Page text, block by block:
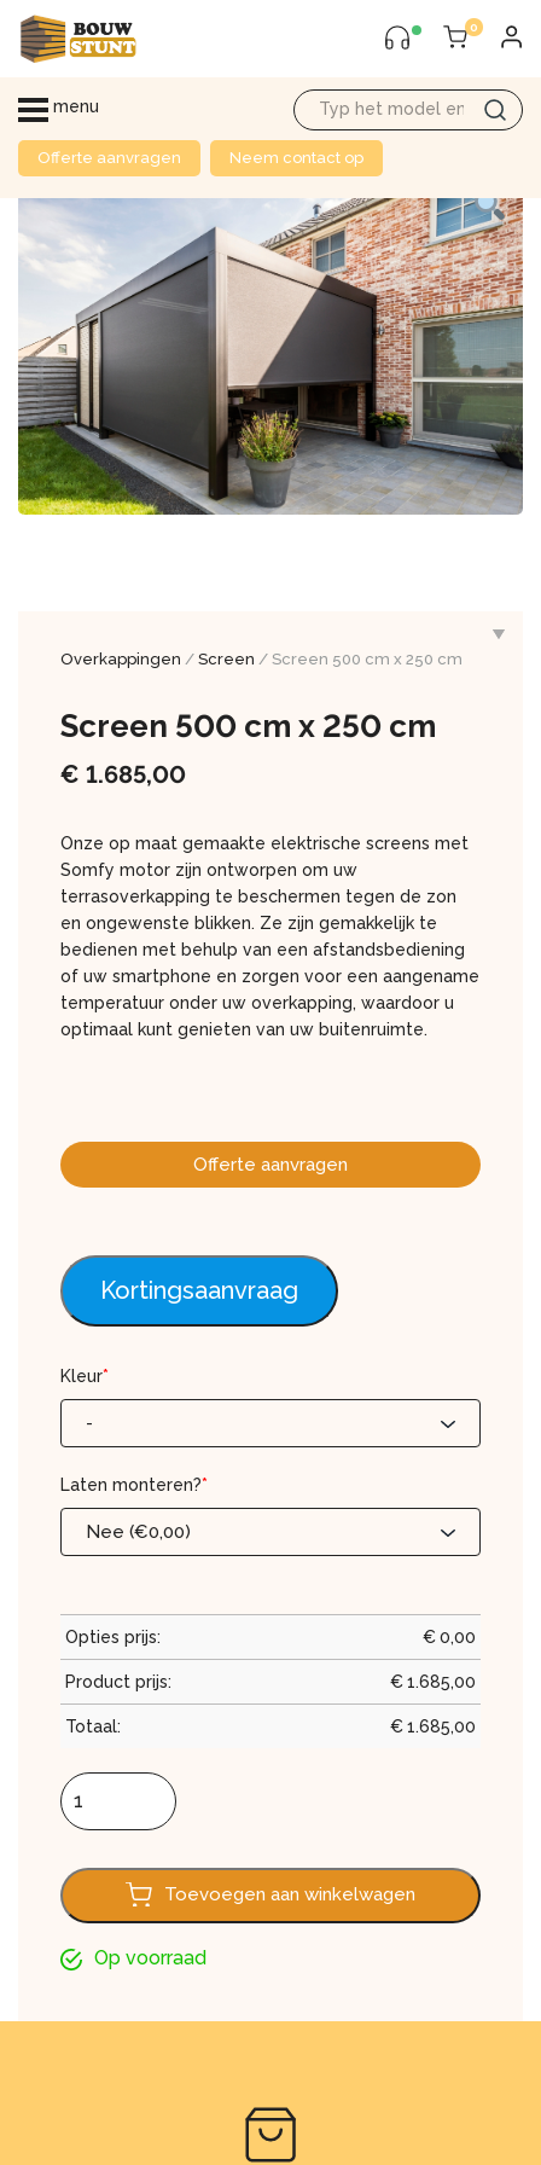
0
menu
Offerte aanvragen Neem contact op
Overkappingen / Screen / Screen 500 cm x 250 cm
Screen 500 cm x 250 cm
€ 1.685,00
Onze op maat gemaakte elektrische screens met
Somfy motor zijn ontworpen om uw
terrasoverkapping te beschermen tegen de zon
en ongewenste blikken. Ze zijn gemakkelijk te
bedienen met behulp van een afstandsbediening
of uw smartphone en zorgen voor een aangename
temperatuur onder uw overkapping, waardoor u
optimaal kunt genieten van uw buitenruimte.
Offerte aanvragen
Kortingsaanvraag
Kleur*
-
Laten monteren?*
Nee (€0,00)
Opties prijs: €0,00
Product prijs: €1.685,00
Totaal: €1.685,00
Screen 500 cm x 250 cm aantal
Toevoegen aan winkelwagen
Op voorraad